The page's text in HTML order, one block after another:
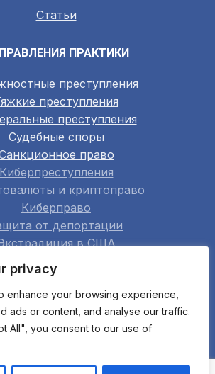
privacy
enhance your browsing experience,
ads or content, and analyse our traffic.
All", you consent to our use of
Статьи
ПРАКТИКИ
преступления
преступления
преступления
Судебные споры
право
Киберпреступления
и криптоправо
Киберправо
от депортации
в США
Семейное право
Недвижимость
Строительство
Арбитраж
Апелляции
области практики